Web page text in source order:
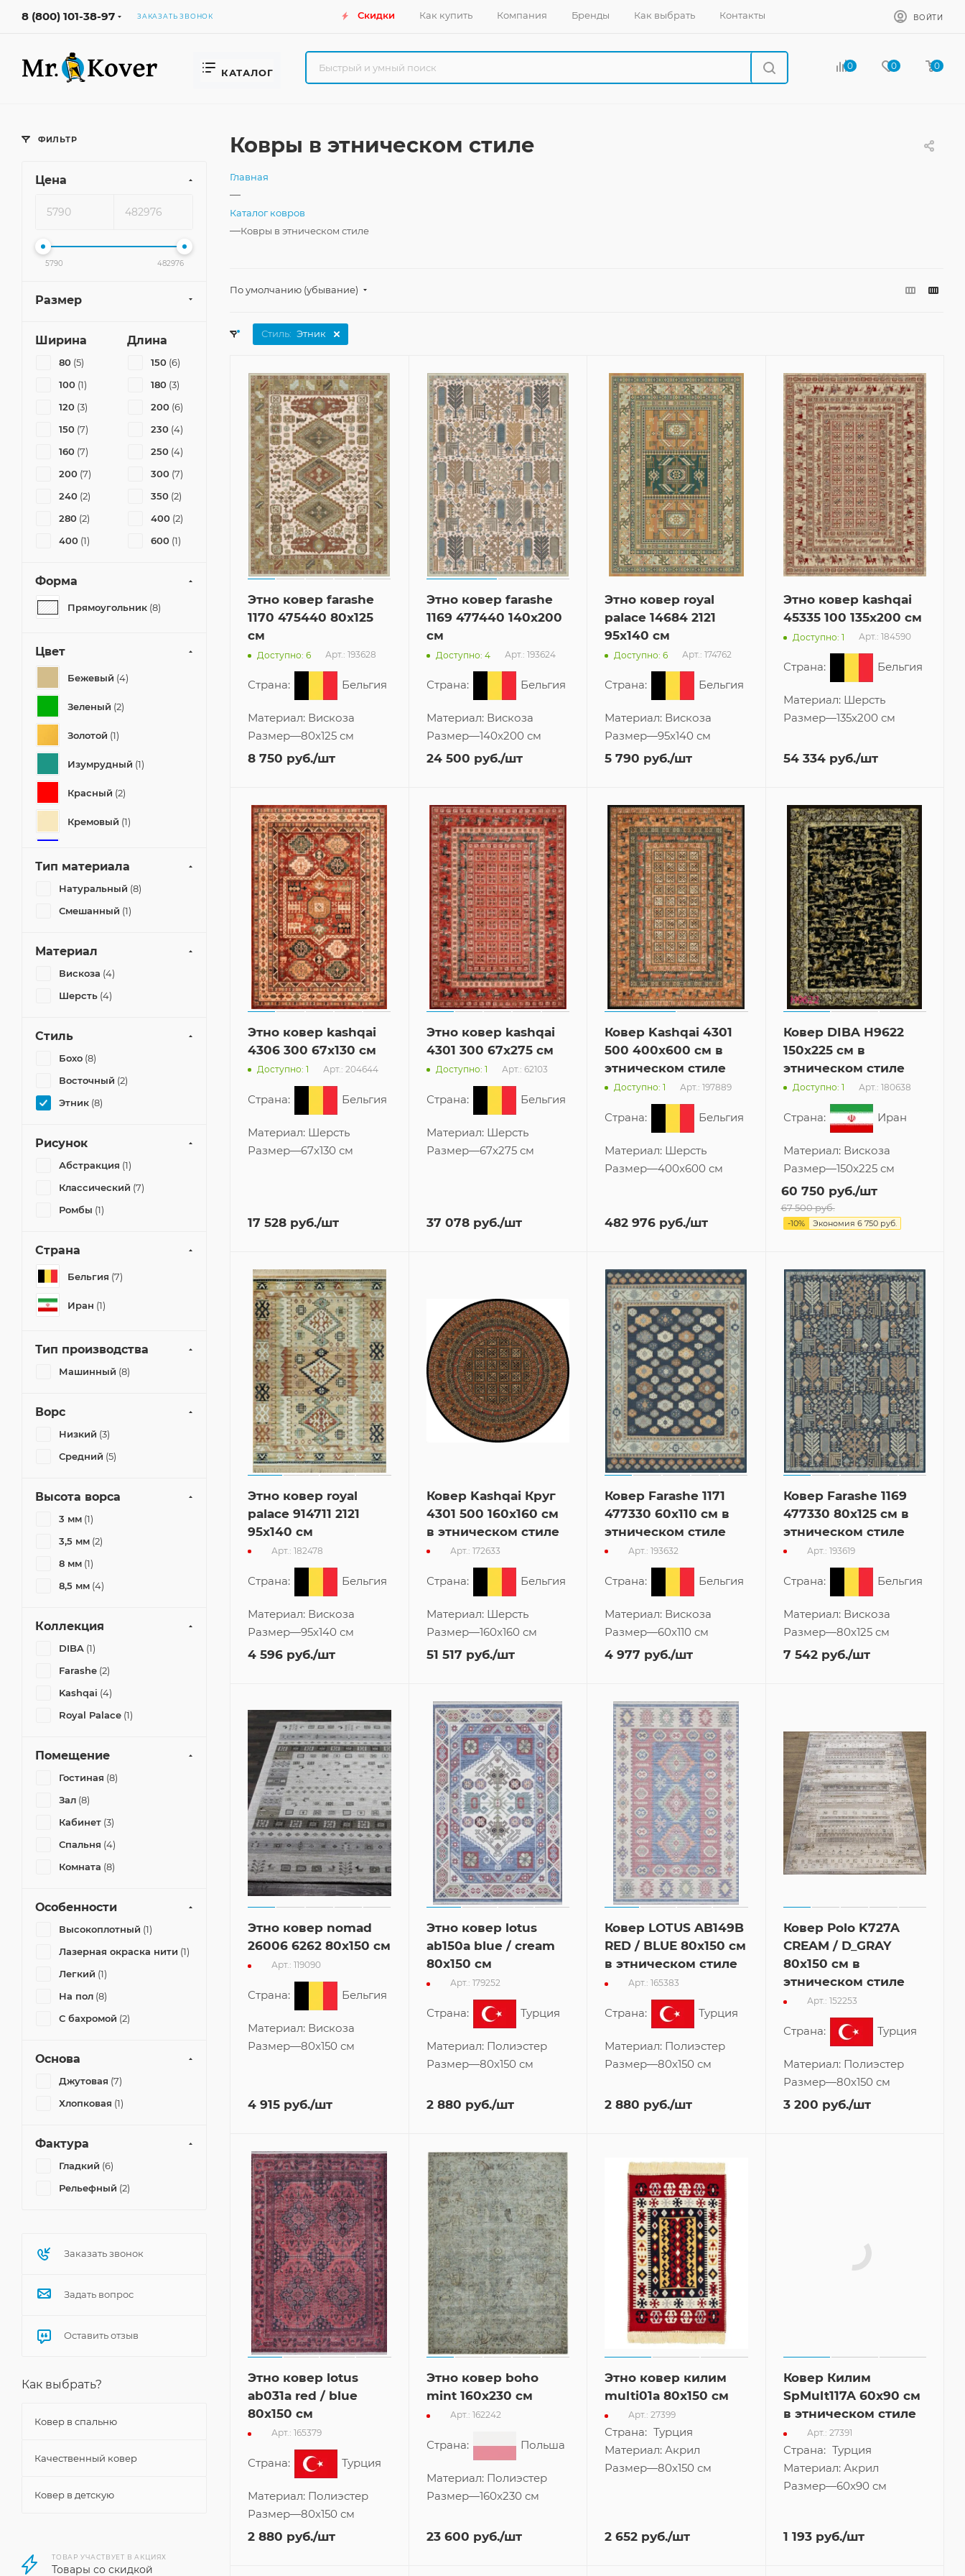
8 (800) 101-38-97 ЗАКАЗАТЬ ЗВОНОК Скидки Как купить Компания Бренды Как выбрать Контакты ВОЙТИ
КАТАЛОГ
0 0 0
Ковры в этническом стиле
Главная
—
Каталог ковров
—Ковры в этническом стиле
По умолчанию (убывание)
Стиль: Этник
Этно ковер farashe
1170 475440 80x125
см
Доступно: 6 Арт.: 193628
Страна: Бельгия
Материал: Вискоза
Размер—80x125 см
8 750 руб./шт
Этно ковер farashe
1169 477440 140x200
см
Доступно: 4 Арт.: 193624
Страна: Бельгия
Материал: Вискоза
Размер—140x200 см
24 500 руб./шт
Этно ковер royal
palace 14684 2121
95x140 см
Доступно: 6 Арт.: 174762
Страна: Бельгия
Материал: Вискоза
Размер—95x140 см
5 790 руб./шт
Этно ковер kashqai
45335 100 135x200 см
Доступно: 1 Арт.: 184590
Страна: Бельгия
Материал: Шерсть
Размер—135x200 см
54 334руб./шт
Этно ковер kashqai
4306 300 67x130 см
Доступно: 1 Арт.: 204644
Страна: Бельгия
Материал: Шерсть
Размер—67x130 см
17 528 руб./шт
Этно ковер kashqai
4301 300 67x275 см
Доступно: 1 Арт.: 62103
Страна: Бельгия
Материал: Шерсть
Размер—67x275 см
37 078руб./шт
Ковер Kashqai 4301
500 400x600 см в
этническом стиле
Доступно: 1 Арт.: 197889
Страна: Бельгия
Материал: Шерсть
Размер—400x600 см
482 976 руб./шт
Ковер DIBA H9622
150x225 см в
этническом стиле
Доступно: 1 Арт.: 180638
Страна: Иран
Материал: Вискоза
Размер—150x225 см
60 750 руб./шт
67 500руб.
-10% Экономия 6 750руб.
Этно ковер royal
palace 914711 2121
95x140 см
Арт.: 182478
Страна: Бельгия
Материал: Вискоза
Размер—95x140 см
4 596 руб./шт
Ковер Kashqai Круг
4301 500 160x160 см
в этническом стиле
Арт.: 172633
Страна: Бельгия
Материал: Шерсть
Размер—160x160 см
51 517 руб./шт
Ковер Farashe 1171
477330 60x110 см в
этническом стиле
Арт.: 193632
Страна: Бельгия
Материал: Вискоза
Размер—60x110 см
4 977 руб./шт
Ковер Farashe 1169
477330 80x125 см в
этническом стиле
Арт.: 193619
Страна: Бельгия
Материал: Вискоза
Размер—80x125 см
7 542руб./шт
Этно ковер nomad
26006 6262 80x150 см
Арт.: 119090
Страна: Бельгия
Материал: Вискоза
Размер—80x150 см
4 915 руб./шт
Этно ковер lotus
ab150a blue / cream
80x150 см
Арт.: 179252
Страна: Турция
Материал: Полиэстер
Размер—80x150 см
2 880 руб./шт
Ковер LOTUS AB149B
RED / BLUE 80x150 см
в этническом стиле
Арт.: 165383
Страна: Турция
Материал: Полиэстер
Размер—80x150 см
2 880 руб./шт
Ковер Polo K727A
CREAM / D_GRAY
80x150 см в
этническом стиле
Арт.: 152253
Страна: Турция
Материал: Полиэстер
Размер—80x150 см
3 200 руб./шт
Этно ковер lotus
ab031a red / blue
80x150 см
Арт.: 165379
Страна: Турция
Материал: Полиэстер
Размер—80x150 см
2 880 руб./шт
Этно ковер boho
mint 160x230 см
Арт.: 162242
Страна: Польша
Материал: Полиэстер
Размер—160x230 см
23 600 руб./шт
Этно ковер килим
multi01a 80x150 см
Арт.: 27399
Страна: Турция
Материал:
2 652 руб./шт
Ковер Килим
SpMult117A 60x90 см
в этническом стиле
Арт.: 27391
Страна: Турция
Материал: Акрил
Размер—60x90 см
1 193руб./шт
ФИЛЬТР
Цена
5790 482976
Размер
Ширина
80 (5)
100 (1)
120 (3)
150 (7)
160 (7)
200 (7)
240 (2)
280 (2)
400 (1)
Длина
150 (6)
180 (3)
200 (6)
230 (4)
250 (4)
300 (7)
350 (2)
400 (2)
600 (1)
Форма
Прямоугольник (8)
Цвет
Бежевый (4)
Зеленый (2)
Золотой (1)
Изумрудный (1)
Красный (2)
Кремовый (1)
Тип материала
Натуральный (8)
Смешанный (1)
Материал
Вискоза (4)
Шерсть (4)
Стиль
Бохо (8)
Восточный (2)
Этник (8)
Рисунок
Абстракция (1)
Классический (7)
Ромбы (1)
Страна
Бельгия (7)
Иран (1)
Тип производства
Машинный (8)
Ворс
Низкий (3)
Средний (5)
Высота ворса
3 мм (1)
3,5 мм (2)
8 мм (1)
8,5 мм (4)
Коллекция
DIBA (1)
Farashe (2)
Kashqai (4)
Royal Palace (1)
Помещение
Гостиная (8)
Зал (8)
Кабинет (3)
Спальня (4)
Комната (8)
Особенности
Высокоплотный (1)
Лазерная окраска нити (1)
Легкий (1)
На пол (8)
С бахромой (2)
Основа
Джутовая (7)
Хлопковая (1)
Фактура
Гладкий (6)
Рельефный (2)
Заказать звонок
Задать вопрос
Оставить отзыв
Как выбрать?
Ковер в спальню
Качественный ковер
Ковер в детскую
ТОВАР УЧАСТВУЕТ В АКЦИЯХ
Товары со скидкой